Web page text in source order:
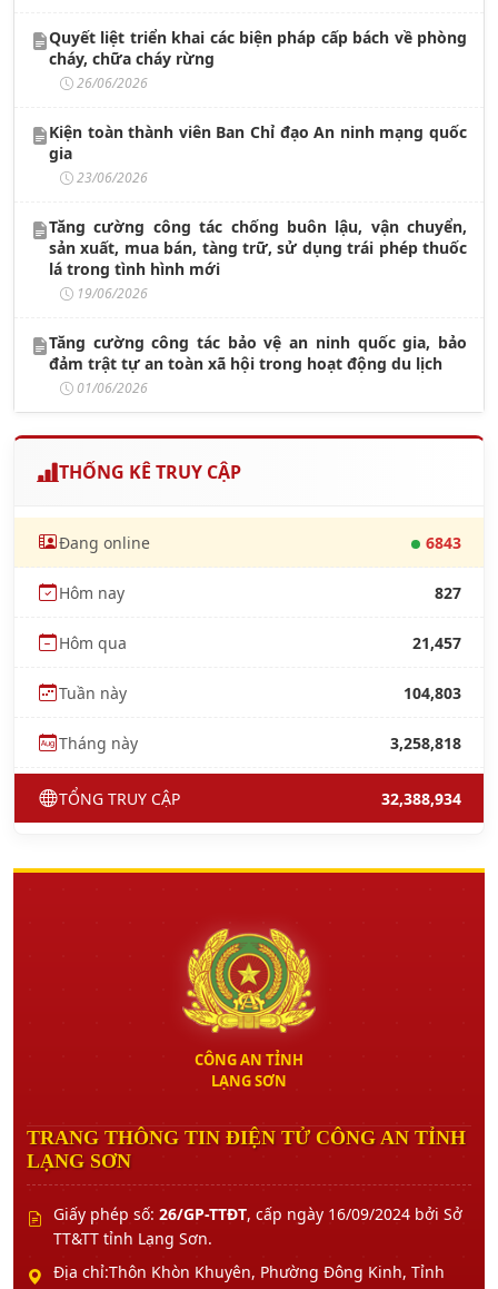
Quyết liệt triển khai các biện pháp cấp bách về phòng
cháy, chữa cháy rừng
26/06/2026
Kiện toàn thành viên Ban Chỉ đạo An ninh mạng quốc
gia
23/06/2026
Tăng cường công tác chống buôn lậu, vận chuyển,
sản xuất, mua bán, tàng trữ, sử dụng trái phép thuốc
lá trong tình hình mới
19/06/2026
Tăng cường công tác bảo vệ an ninh quốc gia, bảo
đảm trật tự an toàn xã hội trong hoạt động du lịch
01/06/2026
THỐNG KÊ TRUY CẬP
Đang online 6843
Hôm nay 827
Hôm qua 21,457
Tuần này 104,803
Tháng này 3,258,818
TỔNG TRUY CẬP 32,388,934
CÔNG AN TỈNH
LẠNG SƠN
TRANG THÔNG TIN ĐIỆN TỬ CÔNG AN TỈNH
LẠNG SƠN
Giấy phép số: 26/GP-TTĐT, cấp ngày 16/09/2024 bởi Sở
TT&TT tỉnh Lạng Sơn.
Địa chỉ:Thôn Khòn Khuyên, Phường Đông Kinh, Tỉnh